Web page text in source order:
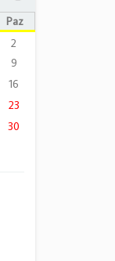
Paz
2
9
16
23
30